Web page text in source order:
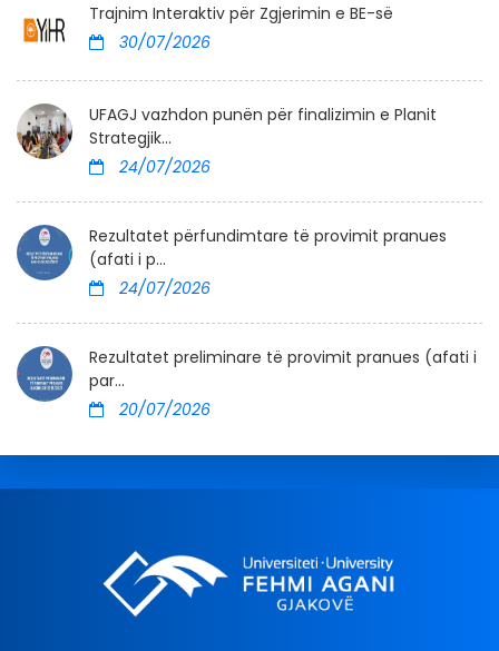
Trajnim Interaktiv për Zgjerimin e BE-së
30/07/2026
UFAGJ vazhdon punën për finalizimin e Planit
Strategjik...
24/07/2026
Rezultatet përfundimtare të provimit pranues
(afati i p...
24/07/2026
Rezultatet preliminare të provimit pranues (afati i
par...
20/07/2026